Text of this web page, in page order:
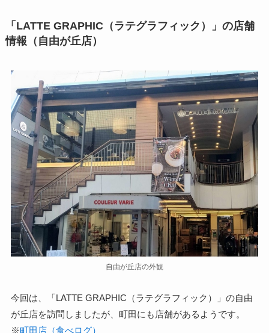
「LATTE GRAPHIC（ラテグラフィック）」の店舗
情報（自由が丘店）
自由が丘店の外観
今回は、「LATTE GRAPHIC（ラテグラフィック）」の自由
が丘店を訪問しましたが、町田にも店舗があるようです。
※町田店（食べログ）